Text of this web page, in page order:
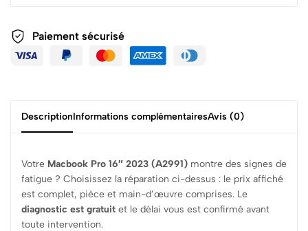
Paiement sécurisé
DescriptionInformations complémentairesAvis (0)
Votre Macbook Pro 16″ 2023 (A2991) montre des signes de
fatigue ? Choisissez la réparation ci-dessus : le prix affiché
est complet, pièce et main-d’œuvre comprises. Le
diagnostic est gratuit et le délai vous est confirmé avant
toute intervention.